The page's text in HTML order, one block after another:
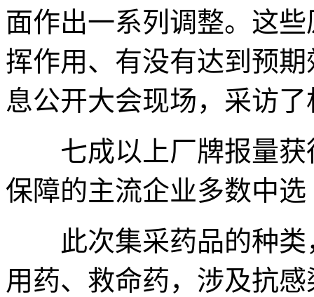
面作出一系列调整。这
挥作用、有没有达到预
息公开大会现场，采访
七成以上厂牌报量获
保障的主流企业多数中选
此次集采药品的种类
用药、救命药，涉及抗